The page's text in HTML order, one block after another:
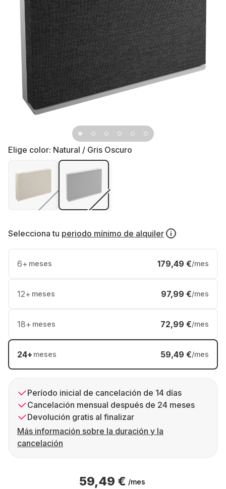
Elige color: Natural / Gris Oscuro
Selecciona tu periodo mínimo de alquiler
6+ meses 179,49 €/mes
12+ meses 97,99 €/mes
18+ meses 72,99 €/mes
24+ meses 59,49 €/mes
Período inicial de cancelación de 14 días
Cancelación mensual después de 24 meses
Devolución gratis al finalizar
Más información sobre la duración y la
cancelación
59,49 € /mes